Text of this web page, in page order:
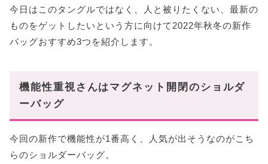
今日はこのタングルではなく、人と被りたくない、最新の
ものをゲットしたいという方に向けて2022年秋冬の新作
バッグおすすめ3つを紹介します。
機能性重視さんはマグネット開閉のショルダ
ーバッグ
今回の新作で機能性が1番高く、人気が出そうなのがこち
らのショルダーバッグ。